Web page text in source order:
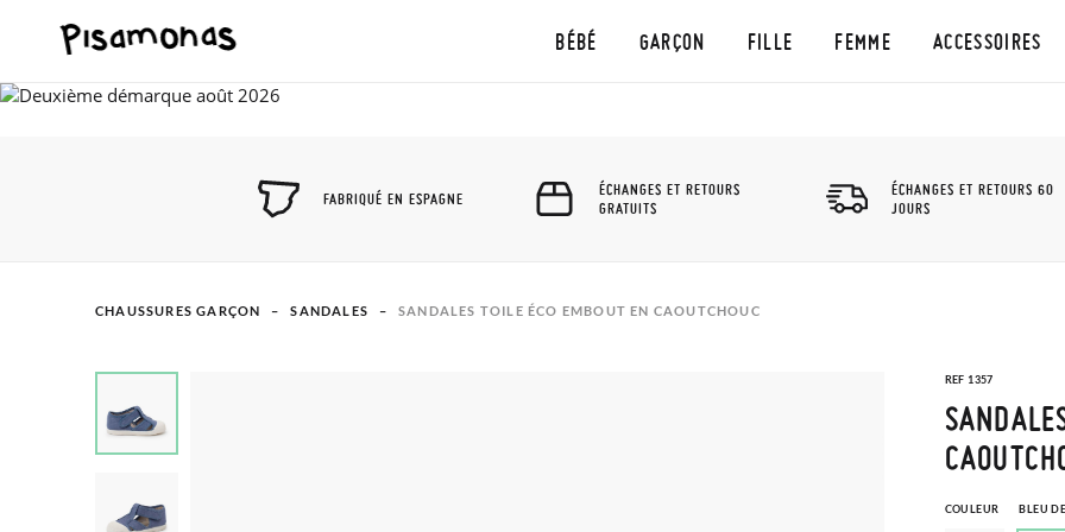
BÉBÉ GARÇON FILLE FEMME ACCESSOIRES
FABRIQUÉ EN ESPAGNE
ÉCHANGES ET RETOURS
GRATUITS
ÉCHANGES ET RETOURS 60
JOURS
CHAUSSURES GARÇON SANDALES SANDALES TOILE ÉCO EMBOUT EN CAOUTCHOUC
REF 1357
COULEUR BLEU